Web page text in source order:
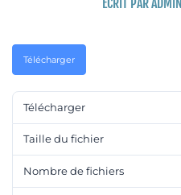
ÉCRIT PARADMIN
Télécharger
Télécharger
Taille du fichier
Nombre de fichiers